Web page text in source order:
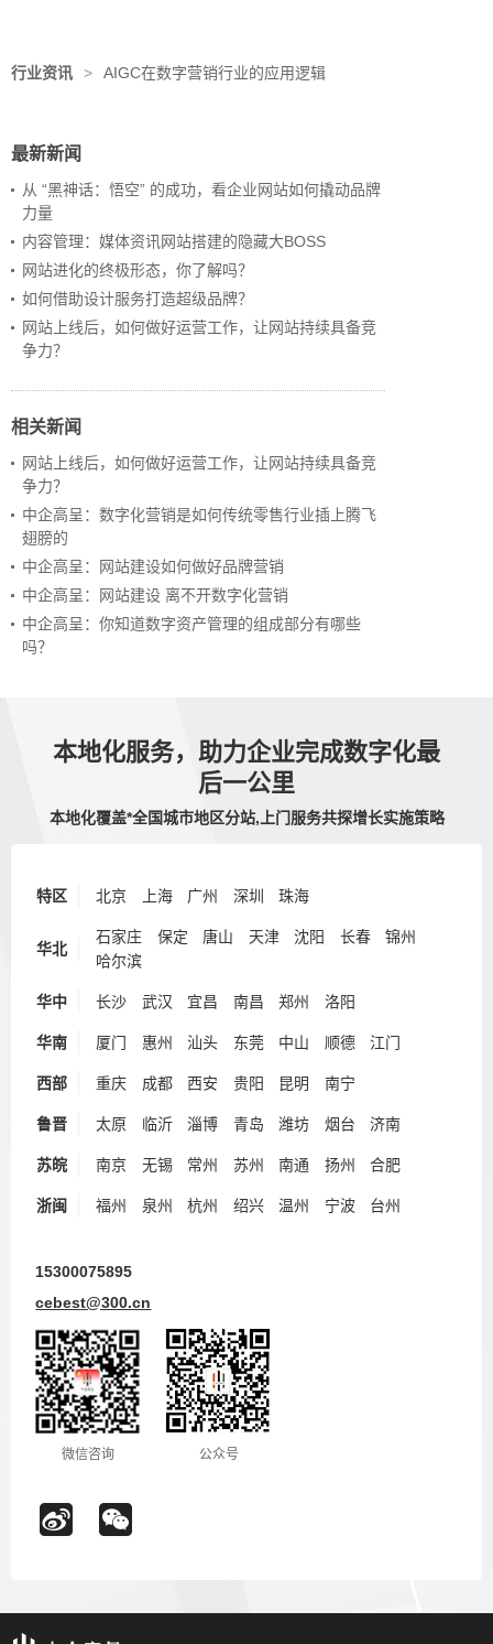
行业资讯 > AIGC在数字营销行业的应用逻辑
最新新闻
从 “黑神话：悟空” 的成功，看企业网站如何撬动品牌
力量
内容管理：媒体资讯网站搭建的隐藏大BOSS
网站进化的终极形态，你了解吗？
如何借助设计服务打造超级品牌？
网站上线后，如何做好运营工作，让网站持续具备竞
争力？
相关新闻
网站上线后，如何做好运营工作，让网站持续具备竞
争力？
中企高呈：数字化营销是如何传统零售行业插上腾飞
翅膀的
中企高呈：网站建设如何做好品牌营销
中企高呈：网站建设 离不开数字化营销
中企高呈：你知道数字资产管理的组成部分有哪些
吗？
本地化服务，助力企业完成数字化最
后一公里
本地化覆盖*全国城市地区分站,上门服务共探增长实施策略
特区 北京 上海 广州 深圳 珠海
华北
石家庄 保定 唐山 天津 沈阳 长春
锦州
哈尔滨
华中 长沙 武汉 宜昌 南昌 郑州 洛阳
华南 厦门 惠州 汕头 东莞 中山 顺德 江门
西部 重庆 成都 西安 贵阳 昆明 南宁
鲁晋 太原 临沂 淄博 青岛 潍坊 烟台 济南
苏皖 南京 无锡 常州 苏州 南通 扬州 合肥
浙闽 福州 泉州 杭州 绍兴 温州 宁波 台州
15300075895
cebest@300.cn
微信咨询 公众号